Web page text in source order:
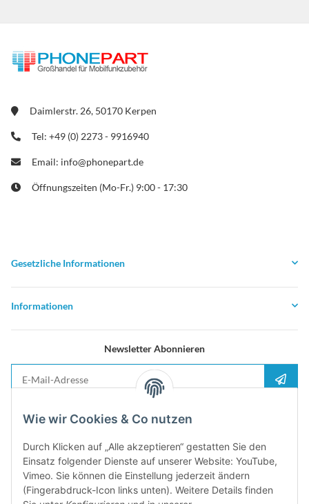
Wie wir Cookies & Co nutzen
Durch Klicken auf „Alle akzeptieren“ gestatten Sie den
Einsatz folgender Dienste auf unserer Website: YouTube,
Vimeo. Sie können die Einstellung jederzeit ändern
(Fingerabdruck-Icon links unten). Weitere Details finden
Daimlerstr. 26, 50170 Kerpen
Tel: +49 (0) 2273 - 9916940
Email: info@phonepart.de
Öffnungszeiten (Mo-Fr.) 9:00 - 17:30
Gesetzliche Informationen
Informationen
Newsletter Abonnieren
Bitte senden Sie mir entsprechend Ihrer
jederzeit widerruflich Informationen zu Ihrem Produktsortiment per E-Mail zu.
Newsletter abonieren und5%Rabatt-Guschein erhalten. Für Ihren
nächsten Einkauf. Den Gutschein erhalten Sie per Email nach der
erfolgreichen Bestätigung Ihrer Email-Adresse